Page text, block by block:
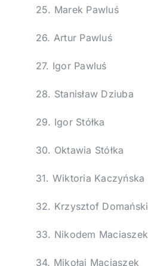
25. Marek Pawluś
26. Artur Pawluś
27. Igor Pawluś
28. Stanisław Dziuba
29. Igor Stółka
30. Oktawia Stółka
31. Wiktoria Kaczyńska
32. Krzysztof Domański
33. Nikodem Maciaszek
34. Mikołaj Maciaszek